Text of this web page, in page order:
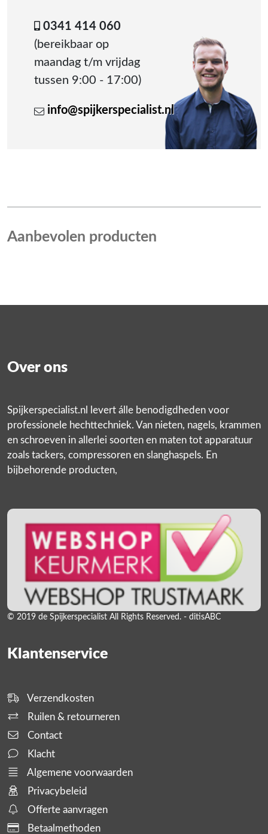
0341 414 060
(bereikbaar op
maandag t/m vrijdag
tussen 9:00 - 17:00)
info@spijkerspecialist.nl
Aanbevolen producten
Over ons
Spijkerspecialist.nl levert álle benodigdheden voor
professionele hechttechniek. Van nieten, nagels, krammen
en schroeven in allerlei soorten en maten tot apparatuur
zoals tackers, compressoren en slanghaspels. En
bijbehorende producten,
© 2019 de Spijkerspecialist All Rights Reserved. - ditisABC
Klantenservice
Verzendkosten
Ruilen & retourneren
Contact
Klacht
Algemene voorwaarden
Privacybeleid
Offerte aanvragen
Betaalmethoden